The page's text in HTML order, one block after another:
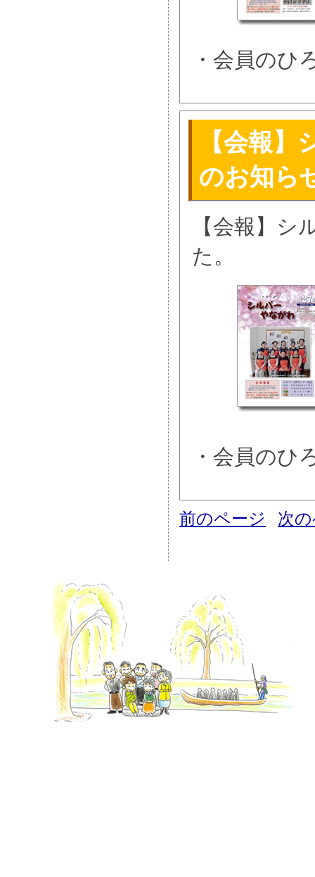
・会員の
【会報
のお知ら
【会報】シ
た。
・会員の
前のページ 次